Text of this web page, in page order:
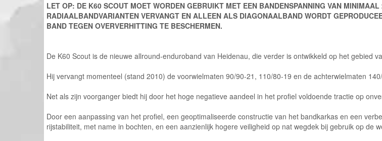
LET OP: DE K60 SCOUT MOET WORDEN GEBRUIKT MET EEN BANDENSPANNING VAN
RADIAALBANDVARIANTEN VERVANGT EN ALLEEN ALS DIAGONAALBAND WORDT
BAND TEGEN OVERVERHITTING TE BESCHERMEN.
De K60 Scout is de nieuwe allround-enduroband van Heidenau, die verder is ontwikkeld op het gebied
Hij vervangt momenteel (stand 2010) de voorwielmaten 90/90-21, 110/80-19 en de achterwielmaten
Net als zijn voorganger biedt hij door het hoge negatieve aandeel in het profiel voldoende tractie op
Door een aanpassing van het profiel, een geoptimaliseerde constructie van het bandkarkas en een
rijstabiliteit, met name in bochten, en een aanzienlijk hogere veiligheid op nat wegdek bij gebruik op de